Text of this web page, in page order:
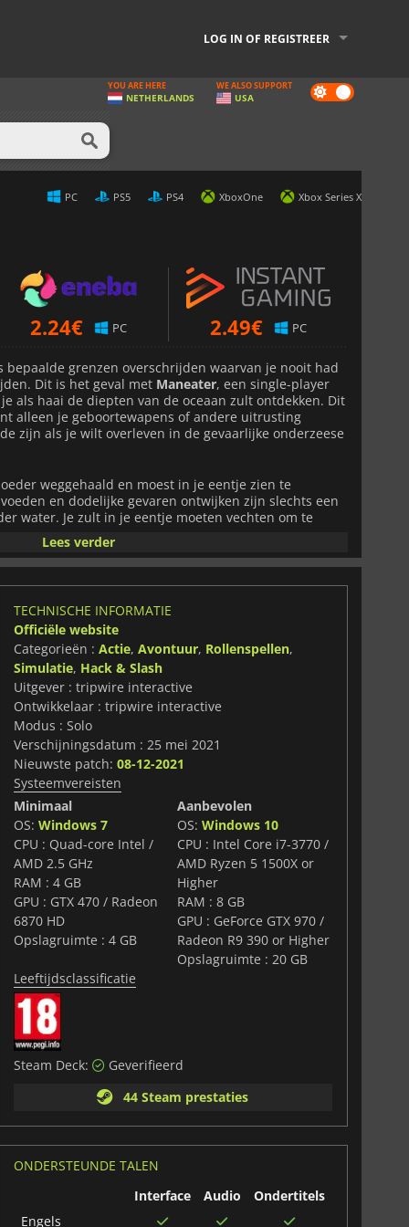
LOG IN OF REGISTREER
Dark
mode
YOU ARE HERE
NETHERLANDS
WE ALSO SUPPORT
USA
PC PS5 PS4 XboxOne Xbox Series X
2.24€ PC 2.49€ PC
bepaalde grenzen overschrijden waarvan je nooit had
Dit is het geval met Maneater, een single-player
als haai de diepten van de oceaan zult ontdekken. Dit
alleen je geboortewapens of andere uitrusting
zijn als je wilt overleven in de gevaarlijke onderzeese
weggehaald en moest in je eentje zien te
en dodelijke gevaren ontwijken zijn slechts een
water. Je zult in je eentje moeten vechten om te
beschouwen je als een dodelijke vijand. Je krijgt
onder water, maar ook met mensen die je bestaan
dat je tot je beschikking hebt zijn je kaken en je
je voedt met verschillende wezens. Terwijl je een
maar houd in gedachten dat je een apex predator
je is. Naarmate je verder komt in het spel, kun je
en aanpassen om hun functie onder water te
te worden in een eindeloze overlevingstocht.
Lees verder
TECHNISCHE INFORMATIE
Officiële website
Categorieën : Actie, Avontuur, Rollenspellen,
Simulatie, Hack & Slash
Uitgever : tripwire interactive
Ontwikkelaar : tripwire interactive
Modus : Solo
Verschijningsdatum : 25 mei 2021
Nieuwste patch: 08-12-2021
Systeemvereisten
Minimaal
OS: Windows 7
CPU : Quad-core Intel /
AMD 2.5 GHz
RAM : 4 GB
GPU : GTX 470 / Radeon
6870 HD
Opslagruimte : 4 GB
Aanbevolen
OS:Windows 10
CPU : Intel Core i7-3770 /
AMD Ryzen 5 1500X or
Higher
RAM : 8 GB
GPU : GeForce GTX 970 /
Radeon R9 390 or Higher
Opslagruimte : 20 GB
Leeftijdsclassificatie
Steam Deck:
Geverifieerd
44 Steam prestaties
ONDERSTEUNDE TALEN
Interface
Audio
Ondertitels
Engels